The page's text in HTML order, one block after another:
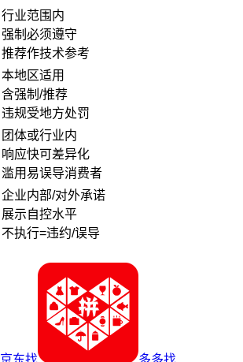
行业范围内
强制必须遵守
推荐作技术参考
本地区适用
含强制/推荐
违规受地方处罚
团体或行业内
响应快可差异化
滥用易误导消费者
企业内部/对外承诺
展示自控水平
不执行=违约/误导
京东找 多多找